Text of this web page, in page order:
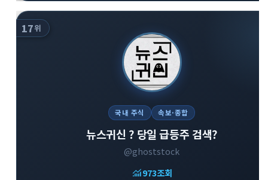
17위
국내 주식 속보·종합
뉴스귀신 ? 당일 급등주 검색?
@ghoststock
monitoring973조회